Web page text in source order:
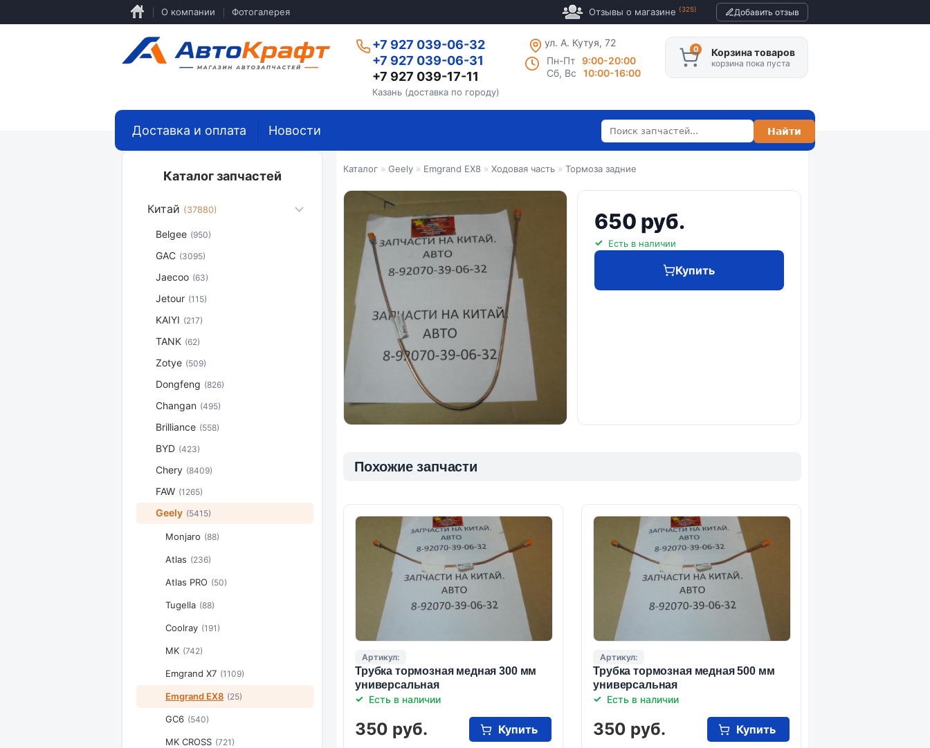
основному
О компании Фотогалерея Отзывы о магазине (325) Добавить отзыв
+7 927 039-06-32
+7 927 039-06-31
+7 927 039-17-11
Казань (доставка по городу)
ул. А. Кутуя, 72
Пн-Пт
9:00-20:00
Сб, Вс
10:00-16:00
Корзина товаров
корзина пока пуста
Каталог » Geely » Emgrand EX8 » Ходовая часть » Тормоза задние
650 руб.
Есть в наличии
Купить
Похожие запчасти
Артикул:
Трубка тормозная медная 300 мм
универсальная
Есть в наличии
350 руб. Купить
Артикул:
Трубка тормозная медная 500 мм
универсальная
Есть в наличии
350 руб. Купить
Доставка и оплата Новости
Каталог запчастей
Китай (37880)
Belgee (950)
GAC (3095)
Jaecoo (63)
Jetour (115)
KAIYI (217)
TANK (62)
Zotye (509)
Dongfeng (826)
Changan (495)
Brilliance (558)
BYD (423)
Chery (8409)
FAW (1265)
Geely (5415)
Monjaro (88)
Atlas (236)
Atlas PRO (50)
Tugella (88)
Coolray (191)
MK (742)
Emgrand X7 (1109)
Emgrand EX8 (25)
GC6 (540)
MK CROSS (721)